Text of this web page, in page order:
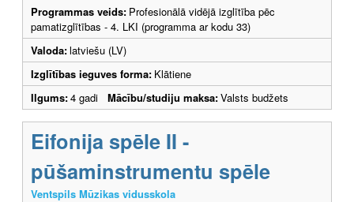
Programmas veids: Profesionālā vidējā izglītība pēc
pamatizglītības - 4. LKI (programma ar kodu 33)
Valoda:latviešu (LV)
Izglītības ieguves forma: Klātiene
Ilgums:4 gadi Mācību/studiju maksa:Valsts budžets
Eifonija spēle II -
pūšaminstrumentu spēle
Ventspils Mūzikas vidusskola